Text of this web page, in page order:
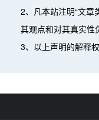
2、凡本站注明“文章
其观点和对其真实性
3、以上声明的解释